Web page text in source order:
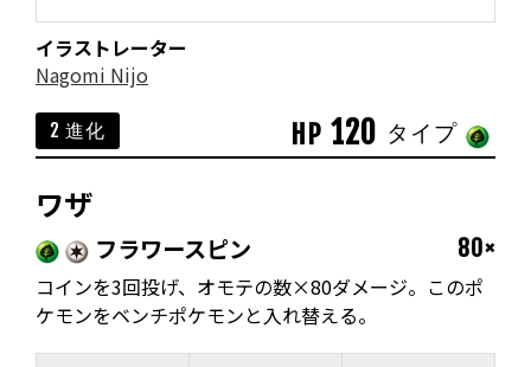
イラストレーター
Nagomi Nijo
2 進化 HP 120 タイプ
ワザ
フラワースピン
80×
コインを3回投げ、オモテの数×80ダメージ。このポ
ケモンをベンチポケモンと入れ替える。